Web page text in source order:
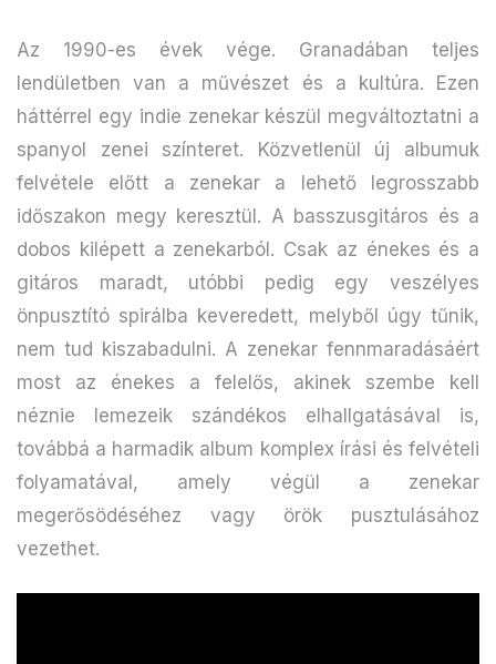
Az 1990-es évek vége. Granadában teljes
lendületben van a művészet és a kultúra. Ezen
háttérrel egy indie zenekar készül megváltoztatni a
spanyol zenei színteret. Közvetlenül új albumuk
felvétele előtt a zenekar a lehető legrosszabb
időszakon megy keresztül. A basszusgitáros és a
dobos kilépett a zenekarból. Csak az énekes és a
gitáros maradt, utóbbi pedig egy veszélyes
önpusztító spirálba keveredett, melyből úgy tűnik,
nem tud kiszabadulni. A zenekar fennmaradásáért
most az énekes a felelős, akinek szembe kell
néznie lemezeik szándékos elhallgatásával is,
továbbá a harmadik album komplex írási és felvételi
folyamatával, amely végül a zenekar
megerősödéséhez vagy örök pusztulásához
vezethet.